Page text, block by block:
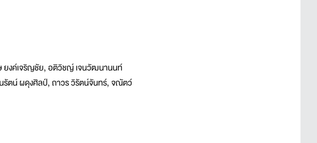
งค์เจริญชัย, อติวิชญ์ เจนวัฒนานนท์
รัตน์ ผดุงศิลป์, ถาวร วิรัตน์จันทร์, จณัตว์